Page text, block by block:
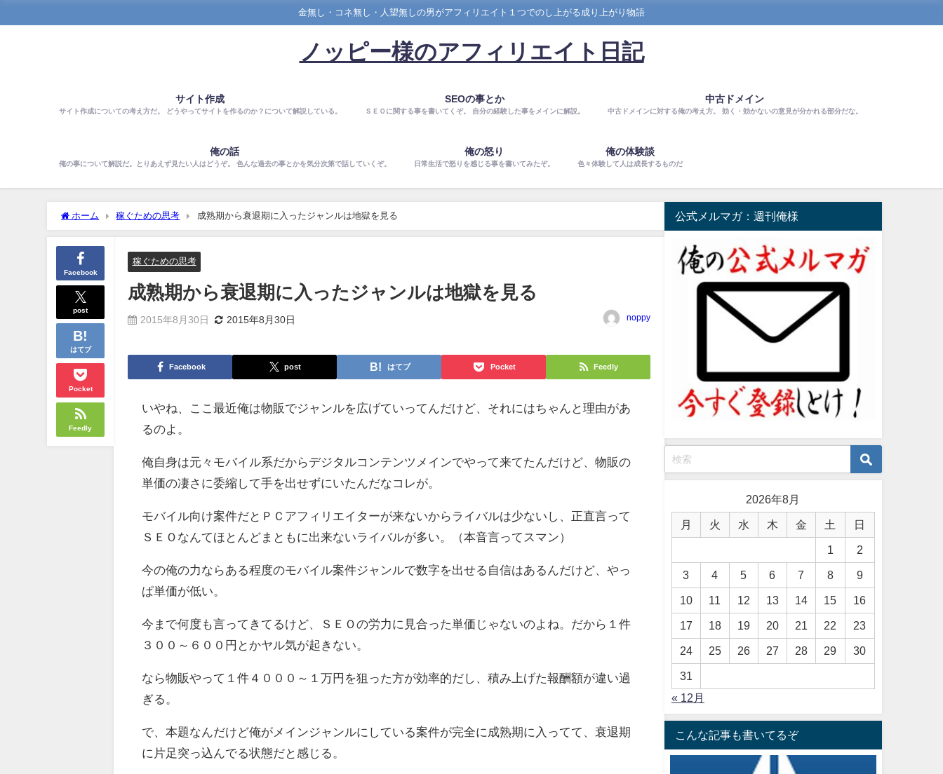
金無し・コネ無し・人望無しの男がアフィリエイト１つでのし上がる成り上がり物語
ノッピー様のアフィリエイト日記
サイト作成
サイト作成についての考え方だ。 どうやってサイトを作るのか？について解説している。
SEOの事とか
ＳＥＯに関する事を書いてくぞ。 自分の経験した事をメインに解説。
中古ドメイン
中古ドメインに対する俺の考え方。 効く・効かないの意見が分かれる部分だな。
俺の話
俺の事について解説だ。とりあえず見たい人はどうぞ。 色んな過去の事とかを気分次第で話していくぞ。
俺の怒り
日常生活で怒りを感じる事を書いてみたぞ。
俺の体験談
色々体験して人は成長するものだ
ホーム 稼ぐための思考 成熟期から衰退期に入ったジャンルは地獄を見る
Facebook
post
はてブ
Pocket
Feedly
稼ぐための思考
成熟期から衰退期に入ったジャンルは地獄を見る
2015年8月30日 2015年8月30日 noppy
Facebook post はてブ Pocket Feedly
いやね、ここ最近俺は物販でジャンルを広げていってんだけど、それにはちゃんと理由があ
るのよ。
俺自身は元々モバイル系だからデジタルコンテンツメインでやって来てたんだけど、物販の
単価の凄さに委縮して手を出せずにいたんだなコレが。
モバイル向け案件だとＰＣアフィリエイターが来ないからライバルは少ないし、正直言って
ＳＥＯなんてほとんどまともに出来ないライバルが多い。（本音言ってスマン）
今の俺の力ならある程度のモバイル案件ジャンルで数字を出せる自信はあるんだけど、やっ
ぱ単価が低い。
今まで何度も言ってきてるけど、ＳＥＯの労力に見合った単価じゃないのよね。だから１件
３００～６００円とかヤル気が起きない。
なら物販やって１件４０００～１万円を狙った方が効率的だし、積み上げた報酬額が違い過
ぎる。
で、本題なんだけど俺がメインジャンルにしている案件が完全に成熟期に入ってて、衰退期
に片足突っ込んでる状態だと感じる。
公式メルマガ：週刊俺様
2026年8月
月 火 水 木 金 土 日
1 2
3 4 5 6 7 8 9
10 11 12 13 14 15 16
17 18 19 20 21 22 23
24 25 26 27 28 29 30
31
« 12月
こんな記事も書いてるぞ